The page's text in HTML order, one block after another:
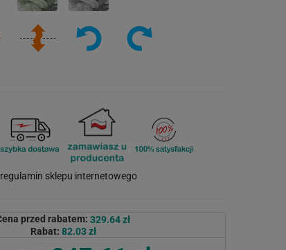
przed rabatem: 329.64 zł
Rabat: 82.03 zł